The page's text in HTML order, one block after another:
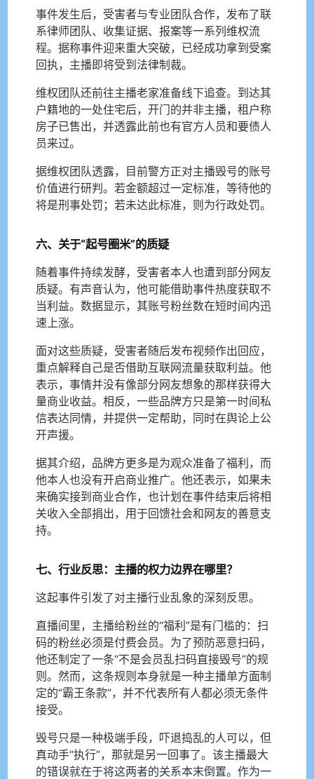
事件发生后，受害者与专业团队合作，发布了联
系律师团队、收集证据、报案等一系列维权流
程。据称事件迎来重大突破，已经成功拿到受案
回执，主播即将受到法律制裁。
维权团队还前往主播老家准备线下追查。到达其
户籍地的一处住宅后，开门的并非主播，租户称
房子已售出，并透露此前也有官方人员和要债人
员来过。
据维权团队透露，目前警方正对主播毁号的账号
价值进行研判。若金额超过一定标准，等待他的
将是刑事处罚；若未达此标准，则为行政处罚。
六、关于“起号圈米”的质疑
随着事件持续发酵，受害者本人也遭到部分网友
质疑。有声音认为，他可能借助事件热度获取不
当利益。数据显示，其账号粉丝数在短时间内迅
速上涨。
面对这些质疑，受害者随后发布视频作出回应，
重点解释自己是否借助互联网流量获取利益。他
表示，事情并没有像部分网友想象的那样获得大
量商业收益。相反，一些品牌方只是第一时间私
信表达同情，并提供一定帮助，同时在舆论上公
开声援。
据其介绍，品牌方更多是为观众准备了福利，而
他本人也没有开启商业推广。他还表示，如果未
来确实接到商业合作，也计划在事件结束后将相
关收入全部捐出，用于回馈社会和网友的善意支
持。
七、行业反思：主播的权力边界在哪里？
这起事件引发了对主播行业乱象的深刻反思。
直播间里，主播给粉丝的“福利”是有门槛的：扫
码的粉丝必须是付费会员。为了预防恶意扫码，
他还制定了一条“不是会员乱扫码直接毁号”的规
则。然而，这条规则本身就是一种主播单方面制
定的“霸王条款”，并不代表所有人都必须无条件
接受。
毁号只是一种极端手段，吓退捣乱的人可以，但
真动手“执行”，那就是另一回事了。该主播最大
的错误就在于将这两者的关系本末倒置。作为一